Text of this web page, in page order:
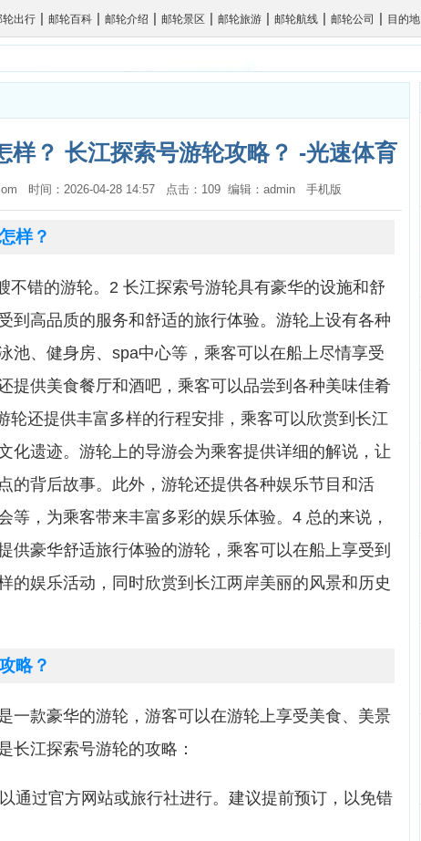
轮出行 | 邮轮百科 | 邮轮介绍 | 邮轮景区 | 邮轮旅游 | 邮轮航线 | 邮轮公司 | 目的地
样？ 长江探索号游轮攻略？ -光速体育
时间：2026-04-28 14:57 点击：109 编辑：admin 手机版
样？
不错的游轮。2 长江探索号游轮具有豪华的设施和舒
到高品质的服务和舒适的旅行体验。游轮上设有各种
池、健身房、spa中心等，乘客可以在船上尽情享受
提供美食餐厅和酒吧，乘客可以品尝到各种美味佳肴
轮还提供丰富多样的行程安排，乘客可以欣赏到长江
化遗迹。游轮上的导游会为乘客提供详细的解说，让
的背后故事。此外，游轮还提供各种娱乐节目和活
等，为乘客带来丰富多彩的娱乐体验。4 总的来说，
供豪华舒适旅行体验的游轮，乘客可以在船上享受到
的娱乐活动，同时欣赏到长江两岸美丽的风景和历史
略？
一款豪华的游轮，游客可以在游轮上享受美食、美景
长江探索号游轮的攻略：
通过官方网站或旅行社进行。建议提前预订，以免错